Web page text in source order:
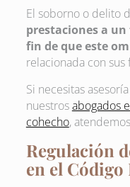
El soborno o delito
prestaciones a
fin de que este
relacionada con sus
Si necesitas
nuestrosabogados
cohecho,
Regulación
en el Código